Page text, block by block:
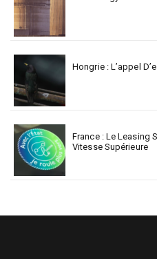
Hongrie : L’appel
France : Le Leasing
Vitesse Supérieure